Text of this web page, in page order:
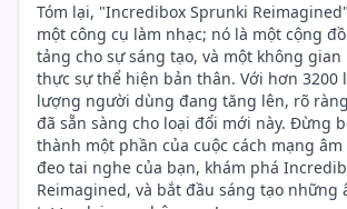
Tóm lại, "Incredibox Sprunki
một công cụ làm nhạc; nó là một cộng
tảng cho sự sáng tạo, và một không
thực sự thể hiện bản thân. Với hơn 3200
lượng người dùng đang tăng lên, rõ
đã sẵn sàng cho loại đổi mới này. Đừng
thành một phần của cuộc cách mạng âm
đeo tai nghe của bạn, khám phá
Reimagined, và bắt đầu sáng tạo những